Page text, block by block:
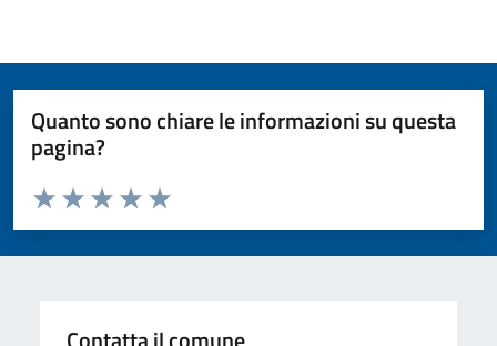
Quanto sono chiare le informazioni su questa
pagina?
Valuta da 1 a 5 stelle la pagina
Valuta 5 stelle su 5
Valuta 4 stelle su 5
Valuta 3 stelle su 5
Valuta 2 stelle su 5
Valuta 1 stelle su 5